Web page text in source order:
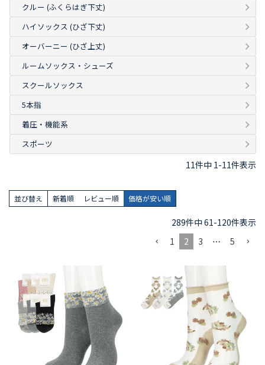
クルー (ふくらはぎ下丈)
ハイソックス (ひざ下丈)
オーバーニー (ひざ上丈)
ルームソックス・シューズ
スクールソックス
5本指
着圧・機能系
スポーツ
11件中 1-11件表示
並び替え 新着順 レビュー順 価格が安い順
289件中61-120件表示
1
2 3 … 5